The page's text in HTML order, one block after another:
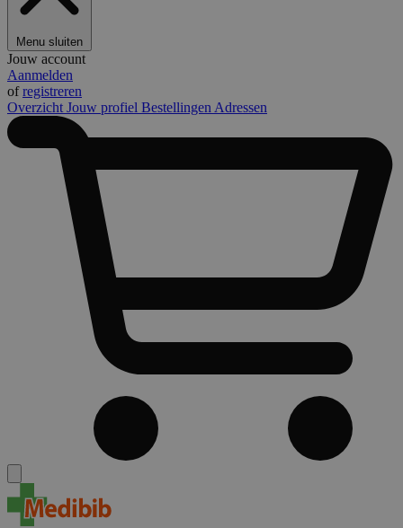
Menu sluiten
Jouw account
Aanmelden
ofregistreren
Overzicht Jouw profiel Bestellingen Adressen